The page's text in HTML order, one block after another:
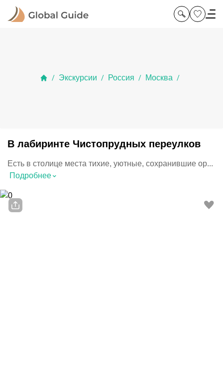
/ Экскурсии / Россия / Москва /
В лабиринте Чистопрудных переулков
Есть в столице места тихие, уютные, сохранившие ор...
Подробнее⌃